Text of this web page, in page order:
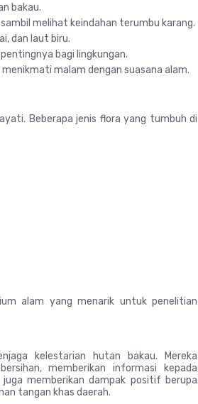
bakau.
melihat keindahan terumbu karang.
dan laut biru.
bagi lingkungan.
malam dengan suasana alam.
Beberapa jenis flora yang tumbuh di
alam yang menarik untuk penelitian
kelestarian hutan bakau. Mereka
memberikan informasi kepada
memberikan dampak positif berupa
tangan khas daerah.